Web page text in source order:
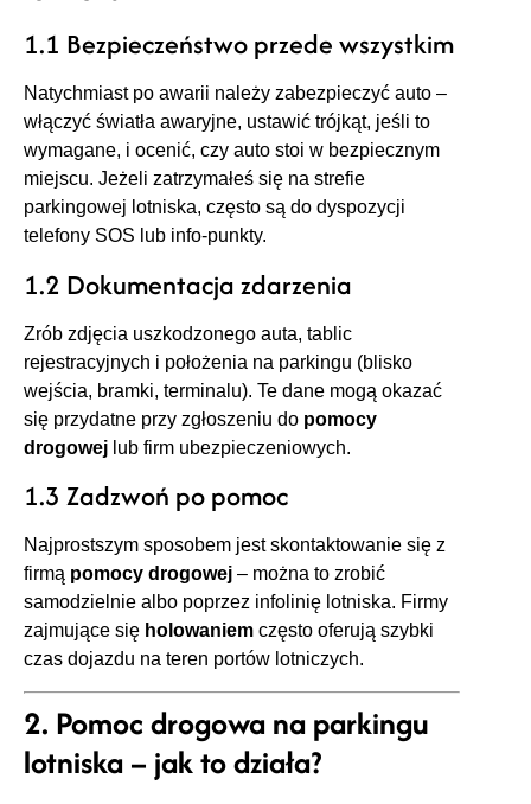
1.1 Bezpieczeństwo przede wszystkim
Natychmiast po awarii należy zabezpieczyć auto –
włączyć światła awaryjne, ustawić trójkąt, jeśli to
wymagane, i ocenić, czy auto stoi w bezpiecznym
miejscu. Jeżeli zatrzymałeś się na strefie
parkingowej lotniska, często są do dyspozycji
telefony SOS lub info‑punkty.
1.2 Dokumentacja zdarzenia
Zrób zdjęcia uszkodzonego auta, tablic
rejestracyjnych i położenia na parkingu (blisko
wejścia, bramki, terminalu). Te dane mogą okazać
się przydatne przy zgłoszeniu do pomocy
drogowej lub firm ubezpieczeniowych.
1.3 Zadzwoń po pomoc
Najprostszym sposobem jest skontaktowanie się z
firmą pomocy drogowej – można to zrobić
samodzielnie albo poprzez infolinię lotniska. Firmy
zajmujące się holowaniem często oferują szybki
czas dojazdu na teren portów lotniczych.
2. Pomoc drogowa na parkingu
lotniska – jak to działa?